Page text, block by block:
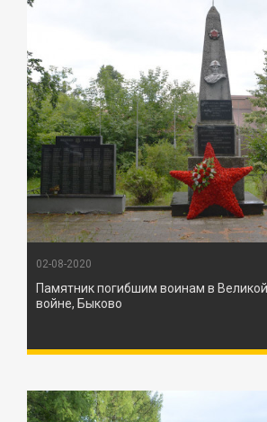
02-08-2020
Памятник погибшим воинам в
войне, Быково